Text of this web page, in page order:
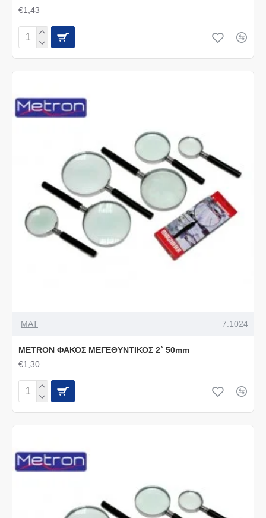
€1,43
MAT 7.1024
METRON ΦΑΚΟΣ ΜΕΓΕΘΥΝΤΙΚΟΣ 2` 50mm
€1,30